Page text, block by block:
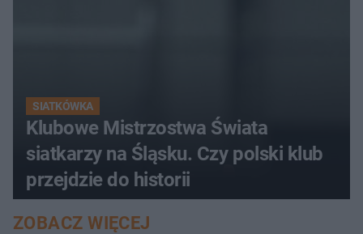
SIATKÓWKA
Klubowe Mistrzostwa Świata
siatkarzy na Śląsku. Czy polski klub
przejdzie do historii
ZOBACZ WIĘCEJ